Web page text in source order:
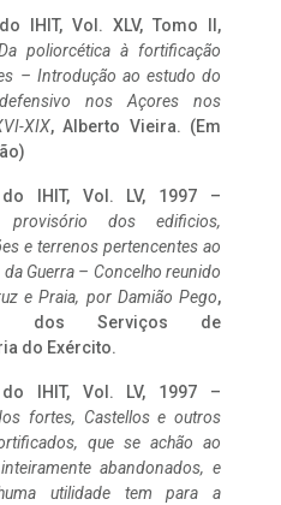
IHIT, Vol. XLV, Tomo II,
poliorcética à fortificação
– Introdução ao estudo do
nos Açores nos
XIX, Alberto Vieira. (Em
IHIT, Vol. LV, 1997 –
provisório dos edificios,
e terrenos pertencentes ao
Guerra – Concelho reunido
e Praia, por Damião Pego,
dos Serviços de
do Exército.
IHIT, Vol. LV, 1997 –
fortes, Castellos e outros
que se achão ao
abandonados, e
utilidade tem para a